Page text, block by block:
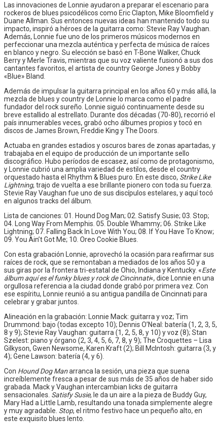
Las innovaciones de Lonnie ayudaron a preparar el escenario para
rockeros de blues psicodélicos como Eric Clapton, Mike Bloomfield y
Duane Allman. Sus entonces nuevas ideas han mantenido todo su
impacto, inspiró a héroes de la guitarra como: Stevie Ray Vaughan.
Además, Lonnie fue uno de los primeros músicos modernos en
perfeccionar una mezcla auténtica y perfecta de música de raíces
en blanco y negro. Su elección se basó en T-Bone Walker, Chuck
Berry y Merle Travis, mientras que su voz valiente fusionó a sus dos
cantantes favoritos, el artista de country George Jones y Bobby
«Blue» Bland.
Además de impulsar la guitarra principal en los años 60 y más allá, la
mezcla de blues y country de Lonnie lo marca como el padre
fundador del rock sureño. Lonnie siguió continuamente desde su
breve estallido al estrellato. Durante dos décadas (70-80), recorrió el
país innumerables veces, grabó ocho álbumes propios y tocó en
discos de James Brown, Freddie King y The Doors.
Actuaba en grandes estadios y oscuros bares de zonas apartadas, y
trabajaba en el equipo de producción de un importante sello
discográfico. Hubo períodos de escasez, así como de protagonismo,
y Lonnie cubrió una amplia variedad de estilos, desde el country
orquestado hasta el Rhythm & Blues puro. En este disco, Strike Like
Lightning, trajo de vuelta a ese brillante pionero con toda su fuerza.
Stevie Ray Vaughan fue uno de sus discípulos estelares, y aquí tocó
en algunos tracks del álbum.
Lista de canciones: 01. Hound Dog Man; 02. Satisfy Susie; 03. Stop;
04. Long Way From Memphis. 05. Double Whammy; 06. Strike Like
Lightning; 07. Falling Back In Love With You; 08. If You Have To Know;
09. You Ain’t Got Me; 10. Oreo Cookie Blues.
Con esta grabación Lonnie, aprovechó la ocasión para reafirmar sus
raíces de rock, que se remontaban a mediados de los años 50 y a
sus giras por la frontera tri-estatal de Ohio, Indiana y Kentucky. «Este
álbum aquí es el funky blues y rock de Cincinnati«, dice Lonnie en una
orgullosa referencia a la ciudad donde grabó por primera vez. Con
ese espíritu, Lonnie reunió a su antigua pandilla de Cincinnati para
celebrar y grabar juntos.
Alineación en la grabación: Lonnie Mack: guitarra y voz; Tim
Drummond: bajo (todas excepto 10); Dennis O’Neal: batería (1, 2, 3, 5,
8 y 9); Stevie Ray Vaughan: guitarra (1, 2, 5, 8, y 10) y voz (8); Stan
Szelest: piano y órgano (2, 3, 4, 5, 6, 7, 8, y 9); The Croquettes – Lisa
Gilkyson, Gwen Newsome, Karen Kraft (2); Bill McIntosh: guitarra (3, y
4); Gene Lawson: batería (4, y 6).
Con Hound Dog Manarranca la sesión, una pieza que suena
increíblemente fresca a pesar de sus más de 35 años de haber sido
grabada. Mack y Vaughan intercambian licks de guitarra
sensacionales. Satisfy Susie, le da un aire a la pieza de Buddy Guy,
Mary Had a Little Lamb, resultando una tonada simplemente alegre
y muy agradable. Stop, el ritmo festivo hace un pequeño alto, en
este exquisito blues lento.